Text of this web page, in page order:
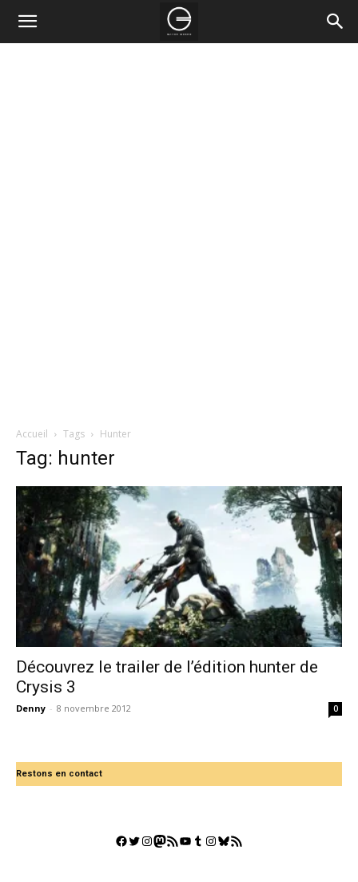
Accueil Tags Hunter
Tag: hunter
Découvrez le trailer de l’édition hunter de
Crysis 3
Denny - 8 novembre 2012 0
Restons en contact
Facebook
Twitter
Instagram
Mastodon
Flux RSSYouTube
Tumblr
Instagram
Bluesky
GestGame